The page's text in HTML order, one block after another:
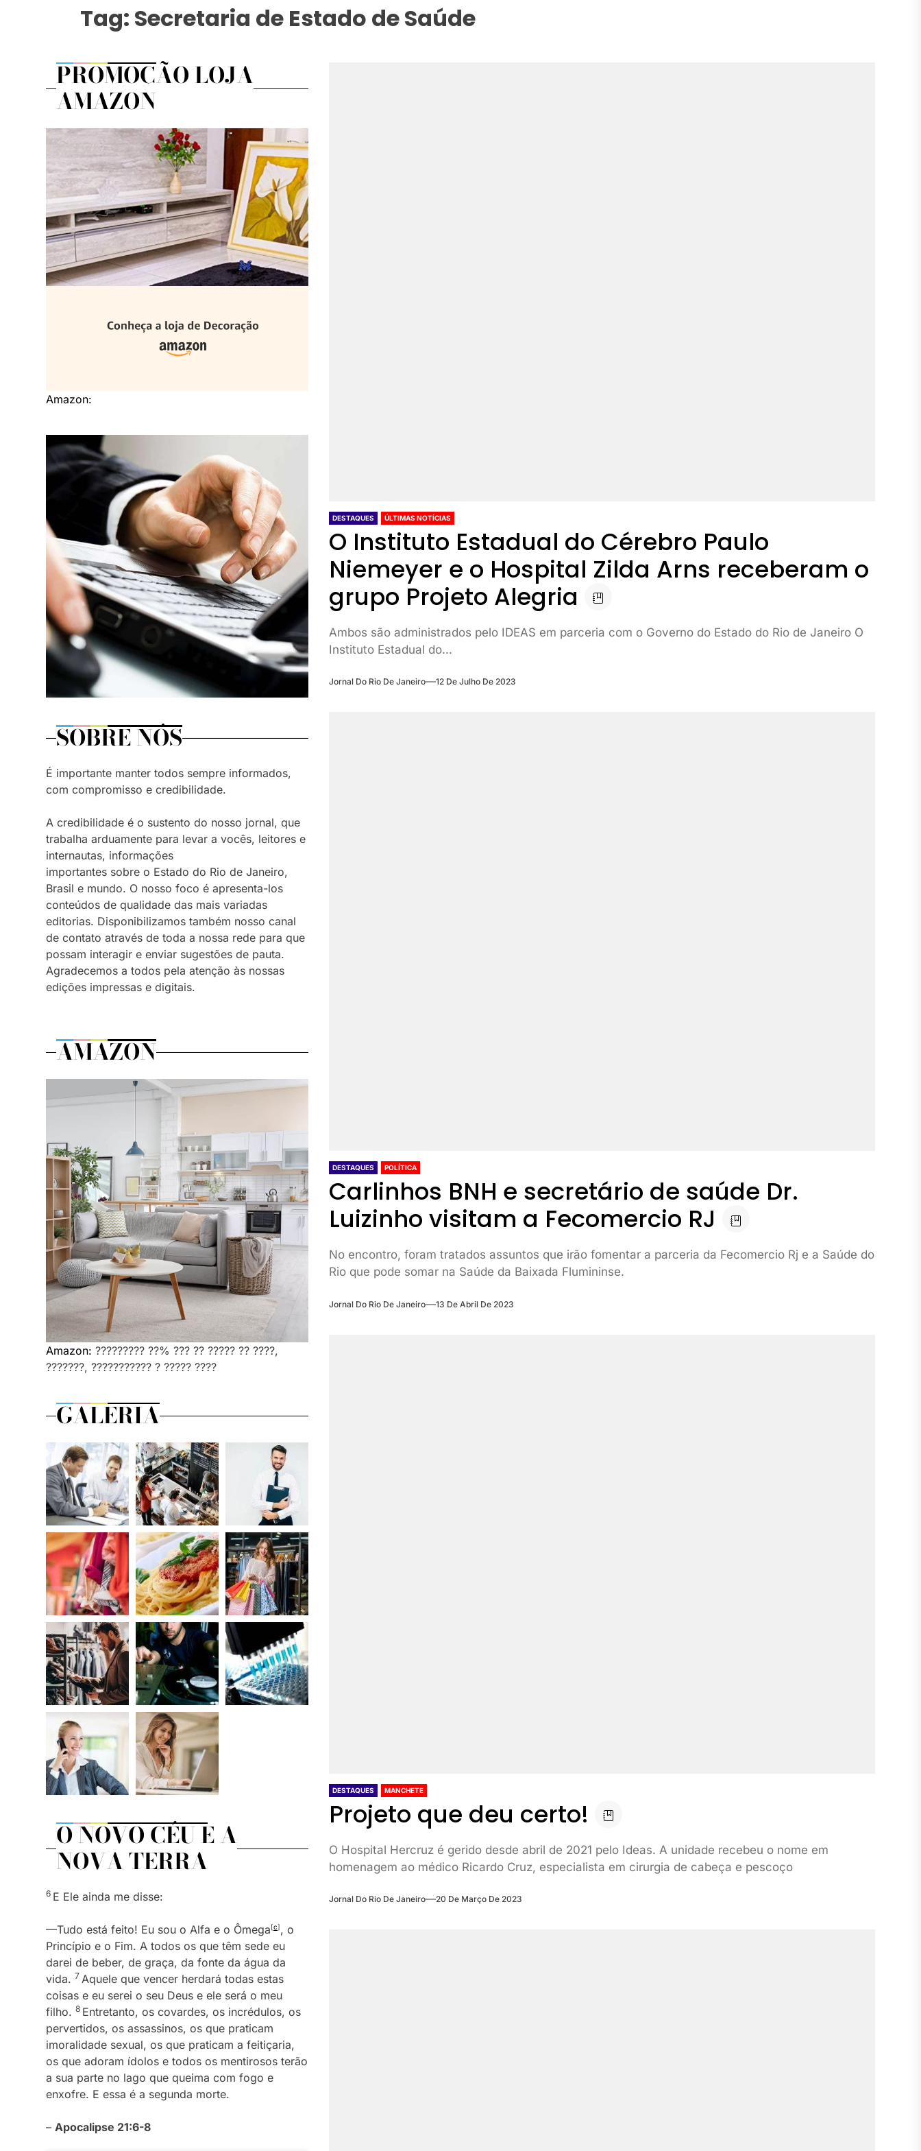
Tag: Secretaria de Estado de Saúde
DESTAQUES ÚLTIMAS NOTÍCIAS
O Instituto Estadual do Cérebro Paulo
Niemeyer e o Hospital Zilda Arns receberam o
grupo Projeto Alegria
Ambos são administrados pelo IDEAS em parceria com o Governo do Estado do Rio de Janeiro O
Instituto Estadual do...
Jornal Do Rio De Janeiro 12 De Julho De 2023
DESTAQUES POLÍTICA
Carlinhos BNH e secretário de saúde Dr.
Luizinho visitam a Fecomercio RJ
No encontro, foram tratados assuntos que irão fomentar a parceria da Fecomercio Rj e a Saúde do
Rio que pode somar na Saúde da Baixada Flumininse.
Jornal Do Rio De Janeiro 13 De Abril De 2023
DESTAQUES MANCHETE
Projeto que deu certo!
O Hospital Hercruz é gerido desde abril de 2021 pelo Ideas. A unidade recebeu o nome em
homenagem ao médico Ricardo Cruz, especialista em cirurgia de cabeça e pescoço
Jornal Do Rio De Janeiro 20 De Março De 2023
PROMOÇÃO LOJA
AMAZON
Amazon:
SOBRE NÓS
É importante manter todos sempre informados,
com compromisso e credibilidade.
A credibilidade é o sustento do nosso jornal, que
trabalha arduamente para levar a vocês, leitores e
internautas, informações
importantes sobre o Estado do Rio de Janeiro,
Brasil e mundo. O nosso foco é apresenta-los
conteúdos de qualidade das mais variadas
editorias. Disponibilizamos também nosso canal
de contato através de toda a nossa rede para que
possam interagir e enviar sugestões de pauta.
Agradecemos a todos pela atenção às nossas
edições impressas e digitais.
AMAZON
Amazon: ????????? ??% ??? ?? ????? ?? ????,
???????, ??????????? ? ????? ????
GALERIA
O NOVO CÉU E A
NOVA TERRA
6 E Ele ainda me disse:
—Tudo está feito! Eu sou o Alfa e o Ômega[c], o
Princípio e o Fim. A todos os que têm sede eu
darei de beber, de graça, da fonte da água da
vida. 7 Aquele que vencer herdará todas estas
coisas e eu serei o seu Deus e ele será o meu
filho. 8 Entretanto, os covardes, os incrédulos, os
pervertidos, os assassinos, os que praticam
imoralidade sexual, os que praticam a feitiçaria,
os que adoram ídolos e todos os mentirosos terão
a sua parte no lago que queima com fogo e
enxofre. E essa é a segunda morte.
– Apocalipse 21:6-8